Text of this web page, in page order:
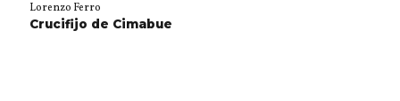
Lorenzo Ferro
Crucifijo de Cimabue